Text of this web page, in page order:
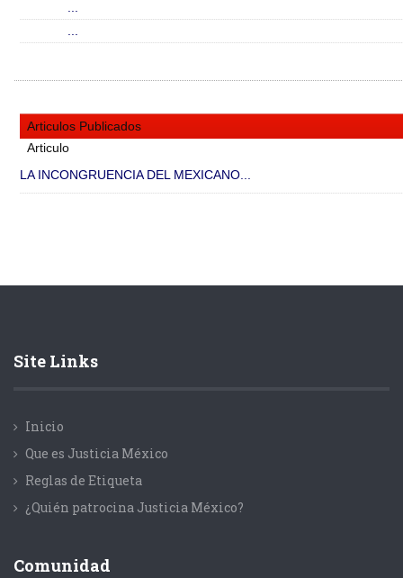
Articulos Publicados
Articulo
LA INCONGRUENCIA DEL MEXICANO...
Site Links
Inicio
Que es Justicia México
Reglas de Etiqueta
¿Quién patrocina Justicia México?
Comunidad